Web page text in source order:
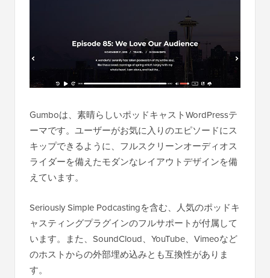
Gumboは、素晴らしいポッドキャストWordPressテ
ーマです。ユーザーがお気に入りのエピソードにス
キップできるように、フルスクリーンオーディオス
ライダーを備えたモダンなレイアウトデザインを備
えています。
Seriously Simple Podcastingを含む、人気のポッドキ
ャスティングプラグインのフルサポートが付属して
います。また、SoundCloud、YouTube、Vimeoなど
のホストからの外部埋め込みとも互換性がありま
す。